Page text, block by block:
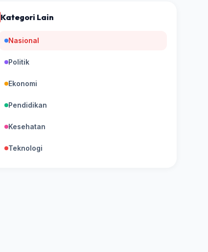
Kategori Lain
Nasional
Politik
Ekonomi
Pendidikan
Kesehatan
Teknologi